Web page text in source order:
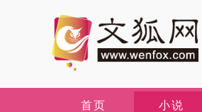
首页 小说